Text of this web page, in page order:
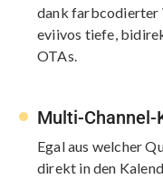
dank farbcodierter
eviivos tiefe,
OTAs.
Multi-Channel-
Egal aus welcher
direkt in den